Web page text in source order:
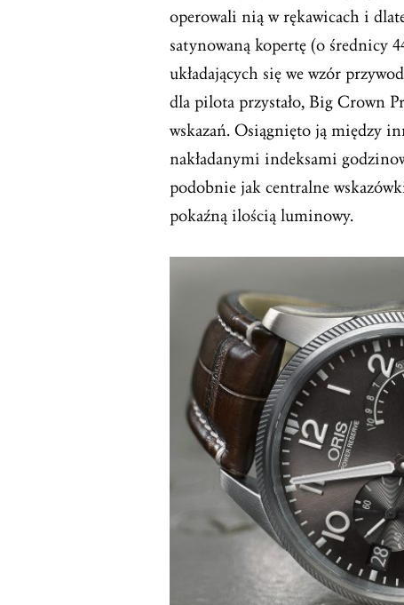
operowali nią w rękawicach i
satynowaną kopertę (o średnicy
układających się we wzór
dla pilota przystało, Big Crown
wskazań. Osiągnięto ją między
nakładanymi indeksami
podobnie jak centralne
pokaźną ilością luminowy.